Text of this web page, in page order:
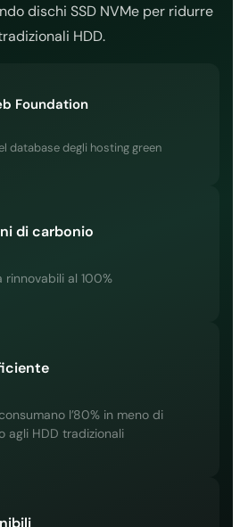
dischi SSD NVMe per ridurre
HDD.
Foundation
database degli hosting green
di carbonio
rinnovabili al 100%
l’80% in meno di
agli HDD tradizionali